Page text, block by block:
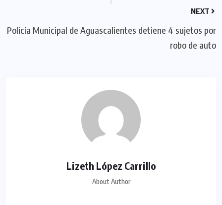
NEXT
Policía Municipal de Aguascalientes detiene 4 sujetos por
robo de auto
Lizeth López Carrillo
About Author